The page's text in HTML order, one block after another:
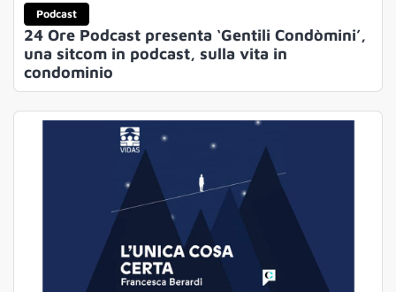
Podcast
24 Ore Podcast presenta ‘Gentili Condòmini’,
una sitcom in podcast, sulla vita in
condominio